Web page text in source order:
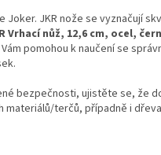
Joker. JKR nože se vyznačují
Vrhací nůž, 12,6 cm, ocel,
pomohou k naučení se
bezpečnosti, ujistěte se, že
materiálů/terčů, případně i